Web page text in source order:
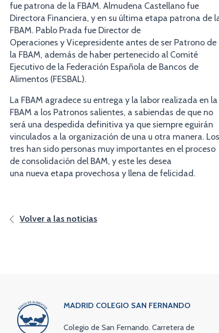
fue patrona de la FBAM. Almudena Castellano fue
Directora Financiera, y en su última etapa patrona de
FBAM. Pablo Prada fue Director de
Operaciones y Vicepresidente antes de ser Patrono de
la FBAM, además de haber pertenecido al Comité
Ejecutivo de la Federación Española de Bancos de
Alimentos (FESBAL).
La FBAM agradece su entrega y la labor realizada en la
FBAM a los Patronos salientes, a sabiendas de que no
será una despedida definitiva ya que siempre eguirán
vinculados a la organización de una u otra manera. Los
tres han sido personas muy importantes en el proceso
de consolidación del BAM, y este les desea
una nueva etapa provechosa y llena de felicidad.
Volver a las noticias
MADRID COLEGIO SAN FERNANDO
Colegio de San Fernando. Carretera de